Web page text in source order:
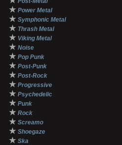
★ Power Metal
★ Symphonic Metal
★ Thrash Metal
★ Viking Metal
★ Noise
★ Pop Punk
★ Post-Punk
★ Post-Rock
★ Progressive
★ Psychedelic
★ Punk
★ Rock
★ Screamo
★ Shoegaze
★ Ska